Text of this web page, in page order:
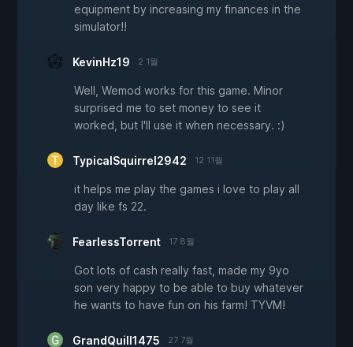
equipment by increasing my finances in the
simulator!!
KevinHz19 2 1월
Well, Wemod works for this game. Minor
surprised me to set money to see it
worked, but I'll use it when necessary. :)
TypicalSquirrel2942 12 11월
it helps me play the games i love to play all
day like fs 22.
FearlessTorrent 17 8월
Got lots of cash really fast, made my 9yo
son very happy to be able to buy whatever
he wants to have fun on his farm! TYVM!
GrandQuill1475 27 7월